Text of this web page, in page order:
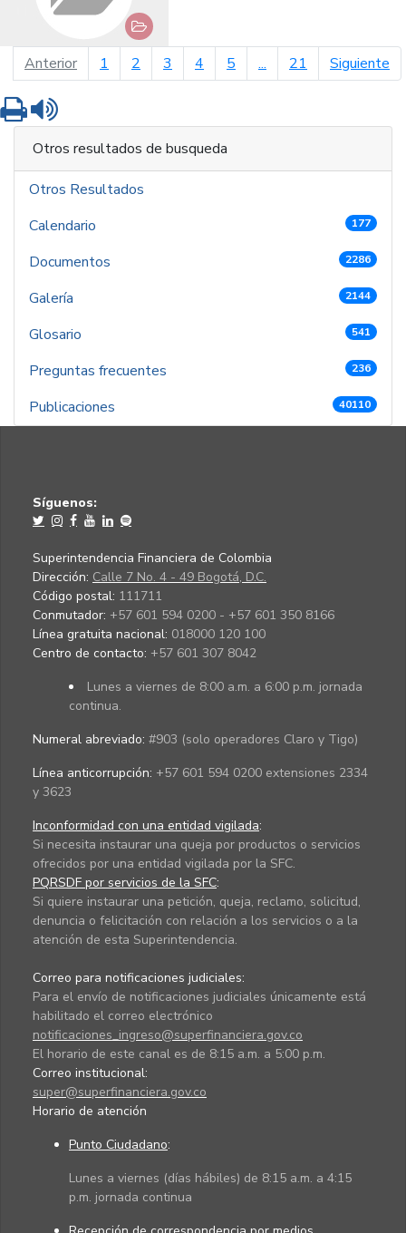
Anteriorpágina anterior
1 2 3 4 5 ... 21 Siguiente
Imprimir
Otros resultados de busqueda
Otros Resultados
Calendario
177
Documentos 2286
Galería 2144
Glosario 541
Preguntas frecuentes 236
Publicaciones 40110
Síguenos:
Superintendencia Financiera de Colombia
Dirección: Calle 7 No. 4 - 49 Bogotá, D.C.
Código postal: 111711
Conmutador: +57 601 594 0200 - +57 601 350 8166
Línea gratuita nacional: 018000 120 100
Centro de contacto: +57 601 307 8042
Lunes a viernes de 8:00 a.m. a 6:00 p.m. jornada
continua.
Numeral abreviado: #903 (solo operadores Claro y Tigo)
Línea anticorrupción: +57 601 594 0200 extensiones 2334
y 3623
Inconformidad con una entidad vigilada:
Si necesita instaurar una queja por productos o servicios
ofrecidos por una entidad vigilada por la SFC.
PQRSDF por servicios de la SFC:
Si quiere instaurar una petición, queja, reclamo, solicitud,
denuncia o felicitación con relación a los servicios o a la
atención de esta Superintendencia.
Correo para notificaciones judiciales:
Para el envío de notificaciones judiciales únicamente está
habilitado el correo electrónico
notificaciones_ingreso@superfinanciera.gov.co
El horario de este canal es de 8:15 a.m. a 5:00 p.m.
Correo institucional:
super@superfinanciera.gov.co
Horario de atención
Punto Ciudadano:
Lunes a viernes (días hábiles) de 8:15 a.m. a 4:15
p.m. jornada continua